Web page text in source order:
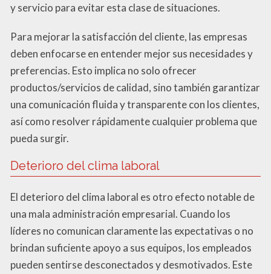
y servicio para evitar esta clase de situaciones.
Para mejorar la satisfacción del cliente, las empresas
deben enfocarse en entender mejor sus necesidades y
preferencias. Esto implica no solo ofrecer
productos/servicios de calidad, sino también garantizar
una comunicación fluida y transparente con los clientes,
así como resolver rápidamente cualquier problema que
pueda surgir.
Deterioro del clima laboral
El deterioro del clima laboral es otro efecto notable de
una mala administración empresarial. Cuando los
líderes no comunican claramente las expectativas o no
brindan suficiente apoyo a sus equipos, los empleados
pueden sentirse desconectados y desmotivados. Este